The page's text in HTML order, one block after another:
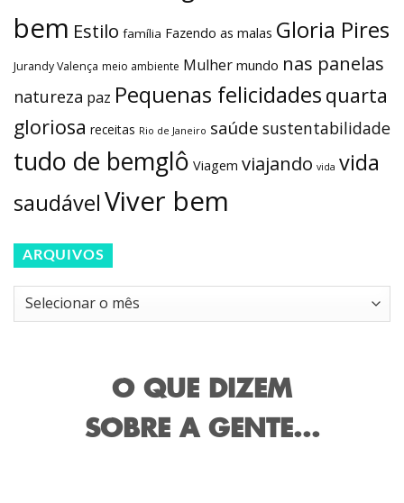
bem Estilo família Fazendo as malas Gloria Pires
Jurandy Valença meio ambiente Mulher mundo nas panelas
natureza paz Pequenas felicidades quarta
gloriosa receitas Rio de Janeiro saúde sustentabilidade
tudo de bemglô Viagem viajando vida vida
saudávelViver bem
ARQUIVOS
Arquivos
O QUE DIZEM
SOBRE A GENTE...